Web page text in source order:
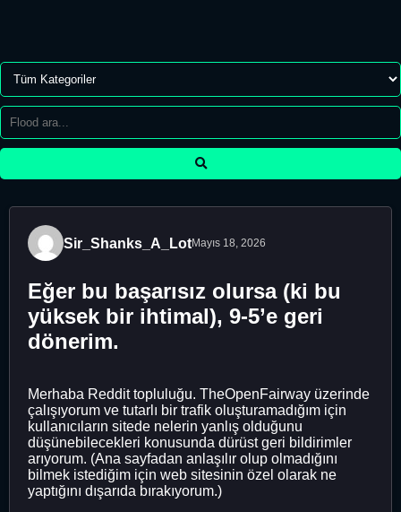
Sir_Shanks_A_LotMayıs 18, 2026
Eğer bu başarısız olursa (ki bu
yüksek bir ihtimal), 9-5’e geri
dönerim.
Merhaba Reddit topluluğu. TheOpenFairway üzerinde
çalışıyorum ve tutarlı bir trafik oluşturamadığım için
kullanıcıların sitede nelerin yanlış olduğunu
düşünebilecekleri konusunda dürüst geri bildirimler
arıyorum. (Ana sayfadan anlaşılır olup olmadığını
bilmek istediğim için web sitesinin özel olarak ne
yaptığını dışarıda bırakıyorum.)